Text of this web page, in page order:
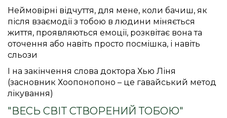
Неймовірні відчуття, для мене, коли бачиш, як
після взаємодії з тобою в людини міняється
життя, проявляються емоції, розквітає вона та
оточення або навіть просто посмішка, і навіть
сльози
І на закінчення слова доктора Хью Ліня
(засновник Хоопонопоно – це гавайський метод
лікування)
"ВЕСЬ СВІТ СТВОРЕНИЙ ТОБОЮ"